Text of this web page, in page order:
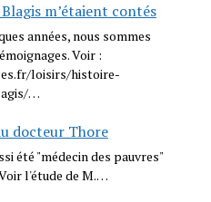
Blagis m’étaient contés
années, nous sommes
Voir :
loisirs/histoire-
…
docteur Thore
été "médecin des pauvres"
l'étude de M.…